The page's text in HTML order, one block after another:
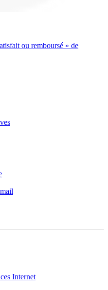
ou remboursé » de
Internet